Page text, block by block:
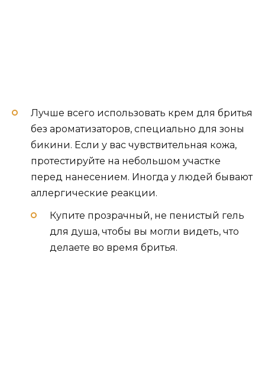
Лучше всего использовать крем для бритья
без ароматизаторов, специально для зоны
бикини. Если у вас чувствительная кожа,
протестируйте на небольшом участке
перед нанесением. Иногда у людей бывают
аллергические реакции.
Купите прозрачный, не пенистый гель
для душа, чтобы вы могли видеть, что
делаете во время бритья.